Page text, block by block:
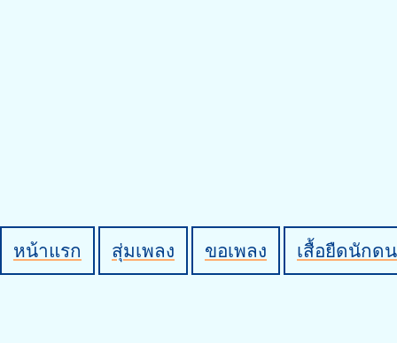
หน้าแรก สุ่มเพลง ขอเพลง เสื้อยืดนักด